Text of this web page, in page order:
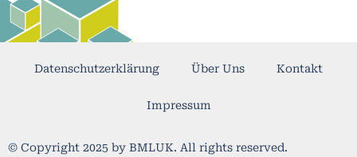
© Copyright 2025 by BMLUK. All rights reserved.
Datenschutzerklärung Über Uns Kontakt
Impressum